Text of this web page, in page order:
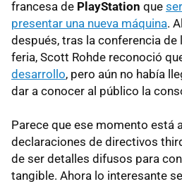
francesa de PlayStation que
presentar una nueva máquina.
después, tras la conferencia de
feria, Scott Rohde reconoció
desarrollo, pero aún no había
dar a conocer al público la
Parece que ese momento está
declaraciones de directivos
de ser detalles difusos para
tangible. Ahora lo interesante